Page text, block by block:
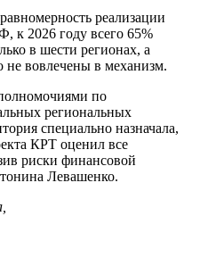
реализации
к 2026 году всего 65%
в шести регионах, а
не вовлечены в механизм.
по
региональных
специально назначала,
КРТ оценил все
риски финансовой
Левашенко.